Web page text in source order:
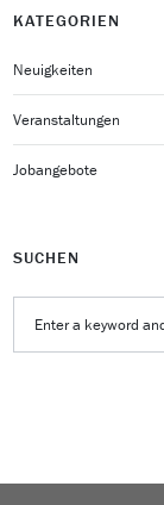
KATEGORIEN
Neuigkeiten
Veranstaltungen
Jobangebote
SUCHEN